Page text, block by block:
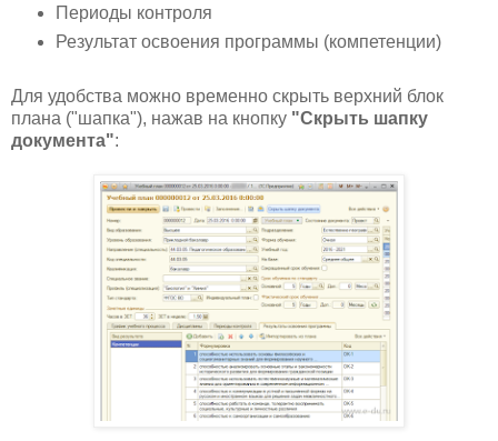
Периоды контроля
Результат освоения программы (компетенции)
Для удобства можно временно скрыть верхний блок
плана ("шапка"), нажав на кнопку "Скрыть шапку
документа":